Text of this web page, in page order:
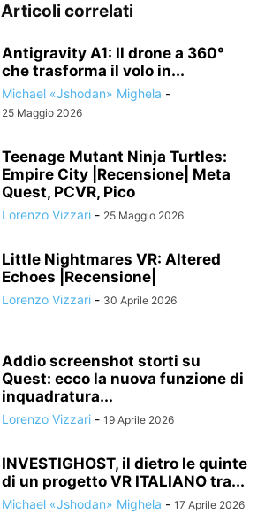
Articoli correlati
Antigravity A1: Il drone a 360°
che trasforma il volo in...
Michael «Jshodan» Mighela -
25 Maggio 2026
Teenage Mutant Ninja Turtles:
Empire City |Recensione| Meta
Quest, PCVR, Pico
Lorenzo Vizzari - 25 Maggio 2026
Little Nightmares VR: Altered
Echoes |Recensione|
Lorenzo Vizzari - 30 Aprile 2026
Addio screenshot storti su
Quest: ecco la nuova funzione di
inquadratura...
Lorenzo Vizzari - 19 Aprile 2026
INVESTIGHOST, il dietro le quinte
di un progetto VR ITALIANO tra...
Michael «Jshodan» Mighela - 17 Aprile 2026